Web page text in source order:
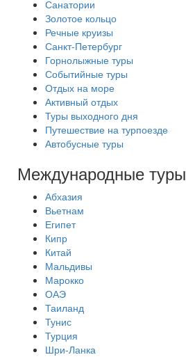
Санатории
Золотое кольцо
Речные круизы
Санкт-Петербург
Горнолыжные туры
Событийные туры
Отдых на море
Активный отдых
Туры выходного дня
Путешествие на турпоезде
Автобусные туры
Международные туры
Абхазия
Вьетнам
Египет
Кипр
Китай
Мальдивы
Марокко
ОАЭ
Таиланд
Тунис
Турция
Шри-Ланка